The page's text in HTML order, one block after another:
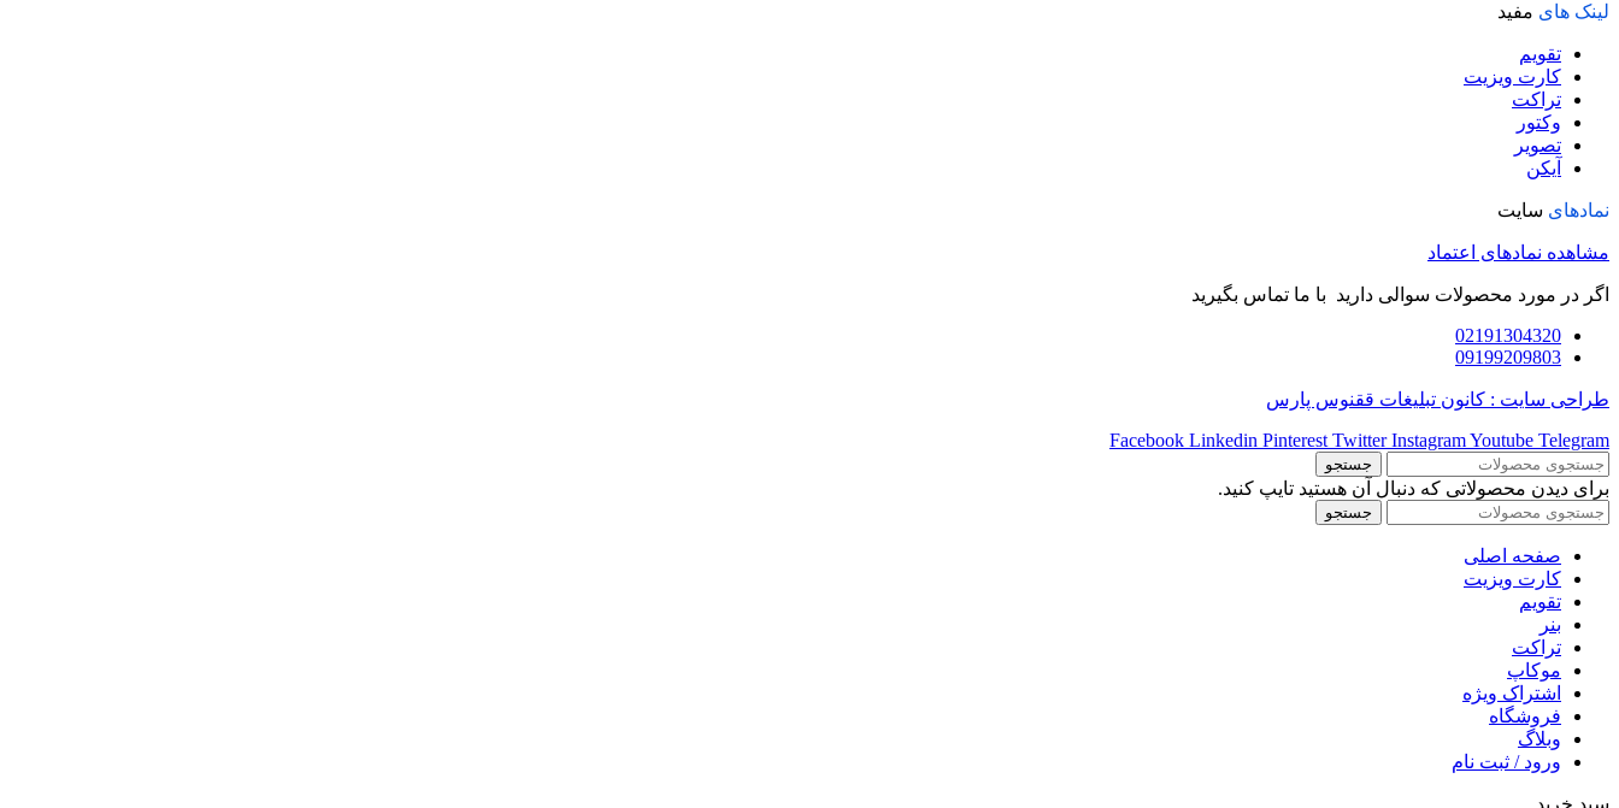
لینک های مفید
تقویم
کارت ویزیت
تراکت
وکتور
تصویر
آیکن
نمادهای سایت
مشاهده نمادهای اعتماد
اگر در مورد محصولات سوالی دارید با ما تماس بگیرید
02191304320
09199209803
طراحی سایت : کانون تبلیغات ققنوس پارس
Facebook Linkedin Pinterest Twitter InstagramYoutube Telegram
جستجو
برای دیدن محصولاتی که دنبال آن هستید تایپ کنید.
جستجو
صفحه اصلی
کارت ویزیت
تقویم
بنر
تراکت
موکاپ
اشتراک ویژه
فروشگاه
وبلاگ
ورود / ثبت نام